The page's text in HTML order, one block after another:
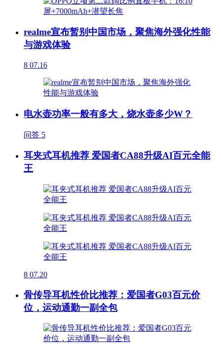
realme宣布暂别中国市场，聚焦海外强化性能
与游戏体验
8 07.16
电水壶功率一般有多大，烧水壶多少W？
问答 5
耳夹式耳机推荐 爱国者CA88升级AI百元全能
王
8 07.20
骨传导耳机性价比推荐：爱国者G03百元价
位，运动通勤一副全包